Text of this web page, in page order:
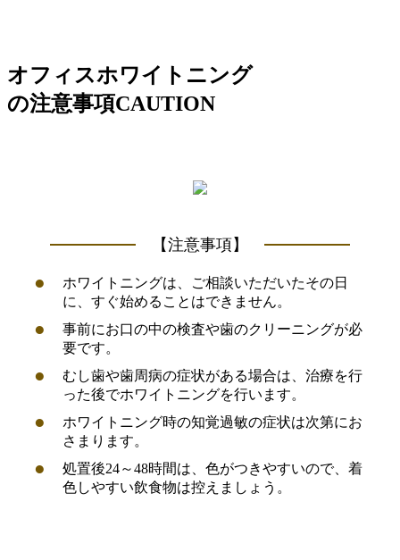
オフィスホワイトニング
の注意事項CAUTION
【注意事項】
ホワイトニングは、ご相談いただいたその日
に、すぐ始めることはできません。
事前にお口の中の検査や歯のクリーニングが必
要です。
むし歯や歯周病の症状がある場合は、治療を行
った後でホワイトニングを行います。
ホワイトニング時の知覚過敏の症状は次第にお
さまります。
処置後24～48時間は、色がつきやすいので、着
色しやすい飲食物は控えましょう。